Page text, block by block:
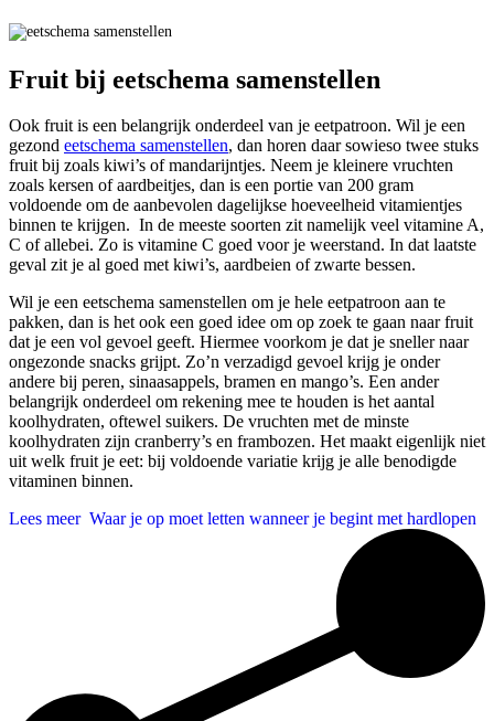
Fruit bij eetschema samenstellen
Ook fruit is een belangrijk onderdeel van je eetpatroon. Wil je een
gezond eetschema samenstellen, dan horen daar sowieso twee stuks
fruit bij zoals kiwi’s of mandarijntjes. Neem je kleinere vruchten
zoals kersen of aardbeitjes, dan is een portie van 200 gram
voldoende om de aanbevolen dagelijkse hoeveelheid vitamientjes
binnen te krijgen. In de meeste soorten zit namelijk veel vitamine A,
C of allebei. Zo is vitamine C goed voor je weerstand. In dat laatste
geval zit je al goed met kiwi’s, aardbeien of zwarte bessen.
Wil je een eetschema samenstellen om je hele eetpatroon aan te
pakken, dan is het ook een goed idee om op zoek te gaan naar fruit
dat je een vol gevoel geeft. Hiermee voorkom je dat je sneller naar
ongezonde snacks grijpt. Zo’n verzadigd gevoel krijg je onder
andere bij peren, sinaasappels, bramen en mango’s. Een ander
belangrijk onderdeel om rekening mee te houden is het aantal
koolhydraten, oftewel suikers. De vruchten met de minste
koolhydraten zijn cranberry’s en frambozen. Het maakt eigenlijk niet
uit welk fruit je eet: bij voldoende variatie krijg je alle benodigde
vitaminen binnen.
Lees meer Waar je op moet letten wanneer je begint met hardlopen